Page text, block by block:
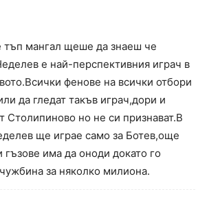
мангал щеше да знаеш че
е най-перспективния играч в
фенове на всички отбори
да гледат такъв играч,дори и
Столипиново но не си признават.В
ще играе само за Ботев,още
гъзове има да оноди докато го
за няколко милиона.